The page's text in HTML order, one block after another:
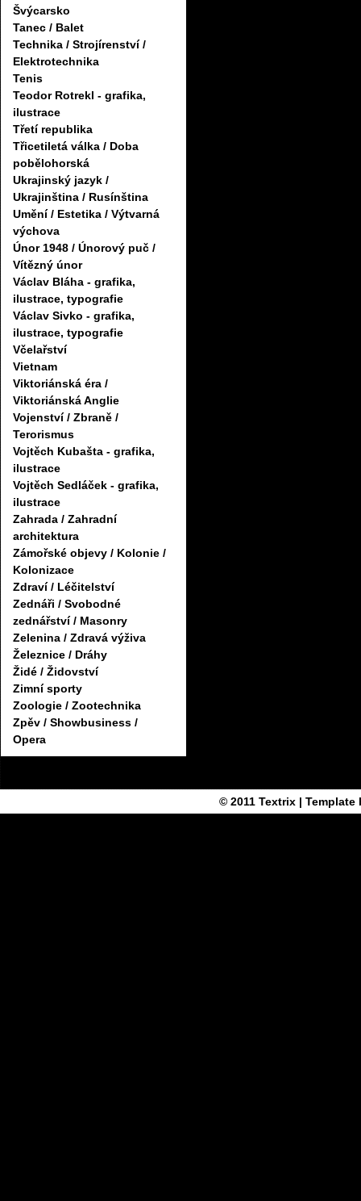
Švýcarsko
Tanec / Balet
Technika / Strojírenství /
Elektrotechnika
Tenis
Teodor Rotrekl - grafika,
ilustrace
Třetí republika
Třicetiletá válka / Doba
pobělohorská
Ukrajinský jazyk /
Ukrajinština / Rusínština
Umění / Estetika / Výtvarná
výchova
Únor 1948 / Únorový puč /
Vítězný únor
Václav Bláha - grafika,
ilustrace, typografie
Václav Sivko - grafika,
ilustrace, typografie
Včelařství
Vietnam
Viktoriánská éra /
Viktoriánská Anglie
Vojenství / Zbraně /
Terorismus
Vojtěch Kubašta - grafika,
ilustrace
Vojtěch Sedláček - grafika,
ilustrace
Zahrada / Zahradní
architektura
Zámořské objevy / Kolonie /
Kolonizace
Zdraví / Léčitelství
Zednáři / Svobodné
zednářství / Masonry
Zelenina / Zdravá výživa
Železnice / Dráhy
Židé / Židovství
Zimní sporty
Zoologie / Zootechnika
Zpěv / Showbusiness /
Opera
© 2011 Textrix| Template